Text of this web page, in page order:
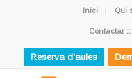
Inici Qui
Contactar
Reserva d'aules